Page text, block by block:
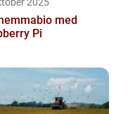
med
Pi